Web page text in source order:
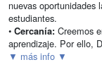
nuevas oportunidades
estudiantes.
• Cercanía: Creemos
aprendizaje. Por ello,
▼ más info ▼